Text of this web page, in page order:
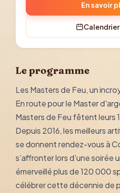
En savoir
Calendrier
Le programme
Les Masters de Feu, un
En route pour le Master
Masters de Feu fêtent leurs
Depuis 2016, les meilleurs
se donnent rendez-vous à
s’affronter lors d’une soirée
émerveillé plus de 120 000
célébrer cette décennie de